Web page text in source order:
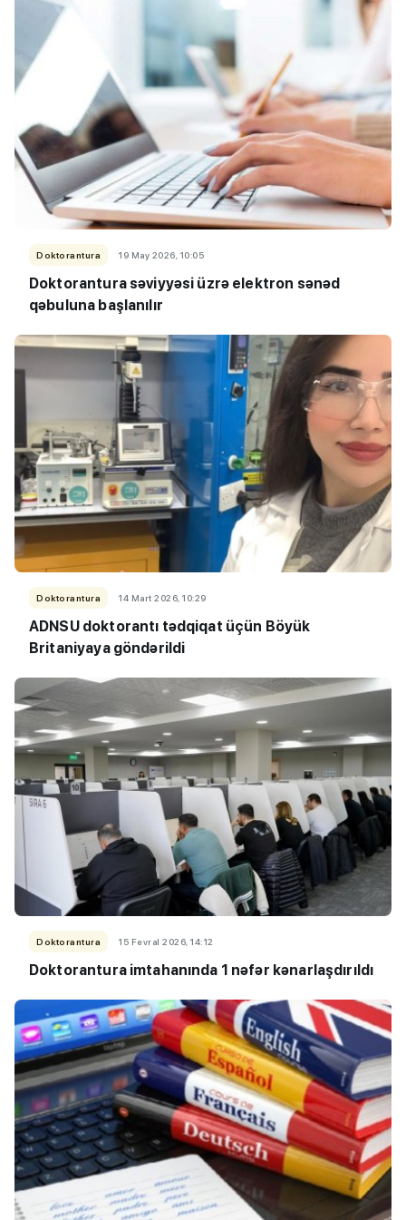
Doktorantura 19 May 2026, 10:05
Doktorantura səviyyəsi üzrə elektron sənəd
qəbuluna başlanılır
Doktorantura 14 Mart 2026, 10:29
ADNSU doktorantı tədqiqat üçün Böyük
Britaniyaya göndərildi
Doktorantura 15 Fevral 2026, 14:12
Doktorantura imtahanında 1 nəfər kənarlaşdırıldı